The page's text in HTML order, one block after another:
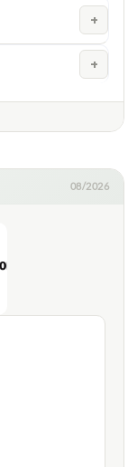
+
+
08/2026